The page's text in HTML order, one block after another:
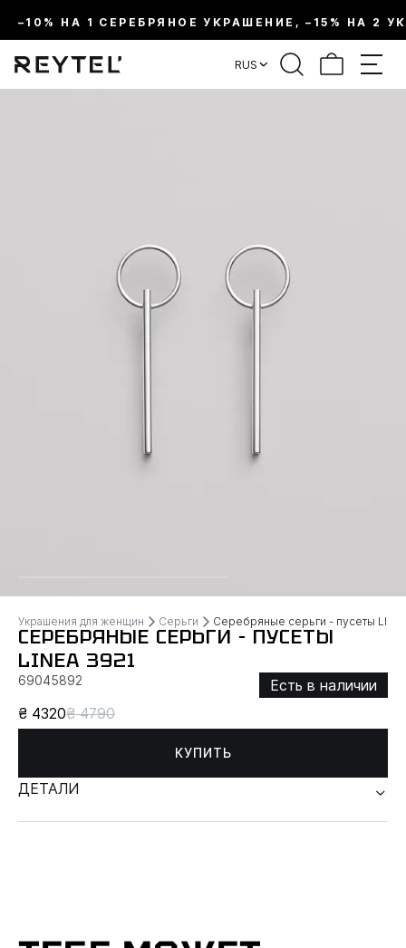
–10% НА 1 СЕРЕБРЯНОЕ УКРАШЕНИЕ, –15% НА 2
RUS
Украшения для женщин Серьги Серебряные серьги - пусеты
СЕРЕБРЯНЫЕ СЕРЬГИ - ПУСЕТЫ
LINEA 3921
69045892
Есть в наличии
₴ 4320₴ 4790
КУПИТЬ
ДЕТАЛИ